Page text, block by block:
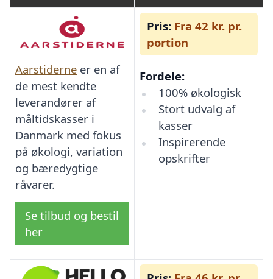
Aarstiderne er en af
de mest kendte
leverandører af
måltidskasser i
Danmark med fokus
på økologi, variation
og bæredygtige
råvarer.
Se tilbud og bestil
her
Pris: Fra 42 kr. pr.
portion
Fordele:
100% økologisk
Stort udvalg af
kasser
Inspirerende
opskrifter